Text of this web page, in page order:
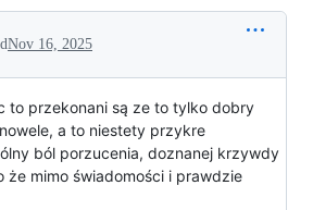
Nov 16, 2025
to przekonani są ze to tylko dobry
a to niestety przykre
ból porzucenia, doznanej krzywdy
że mimo świadomości i prawdzie